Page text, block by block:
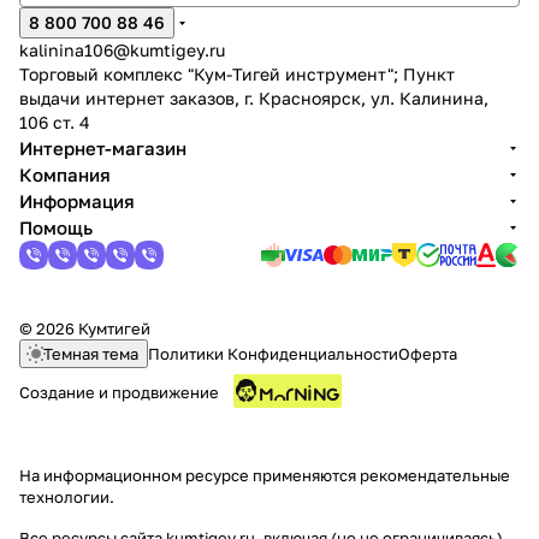
8 800 700 88 46
kalinina106@kumtigey.ru
Торговый комплекс "Кум-Тигей инструмент"; Пункт
выдачи интернет заказов, г. Красноярск, ул. Калинина,
106 ст. 4
Интернет-магазин
Компания
Информация
Помощь
© 2026 Кумтигей
Темная тема Политики КонфиденциальностиОферта
Создание и продвижение
На информационном ресурсе применяются рекомендательные
технологии.